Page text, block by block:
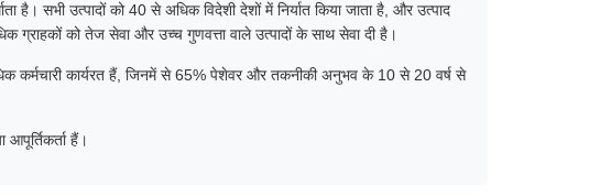
है। सभी उत्पादों को 40 से अधिक विदेशी देशों में निर्यात किया जाता है, और उत्पाद
को तेज सेवा और उच्च गुणवत्ता वाले उत्पादों के साथ सेवा दी है।
कर्मचारी कार्यरत हैं, जिनमें से 65% पेशेवर और तकनीकी अनुभव के 10 से 20 वर्ष से
हैं।